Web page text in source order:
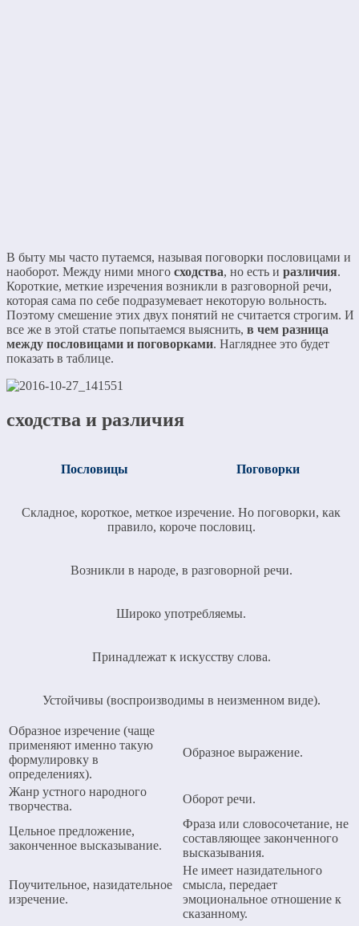
В быту мы часто путаемся, называя поговорки пословицами и
наоборот. Между ними много сходства, но есть и различия.
Короткие, меткие изречения возникли в разговорной речи,
которая сама по себе подразумевает некоторую вольность.
Поэтому смешение этих двух понятий не считается строгим. И
все же в этой статье попытаемся выяснить, в чем разница
между пословицами и поговорками. Нагляднее это будет
показать в таблице.
сходства и различия
Пословицы Поговорки
Складное, короткое, меткое изречение. Но поговорки, как
правило, короче пословиц.
Возникли в народе, в разговорной речи.
Широко употребляемы.
Принадлежат к искусству слова.
Устойчивы (воспроизводимы в неизменном виде).
Образное изречение (чаще
применяют именно такую
формулировку в
определениях).
Образное выражение.
Жанр устного народного
творчества.
Оборот речи.
Цельное предложение,
законченное высказывание.
Фраза или словосочетание, не
составляющее законченного
высказывания.
Поучительное, назидательное
изречение.
Не имеет назидательного
смысла, передает
эмоциональное отношение к
сказанному.